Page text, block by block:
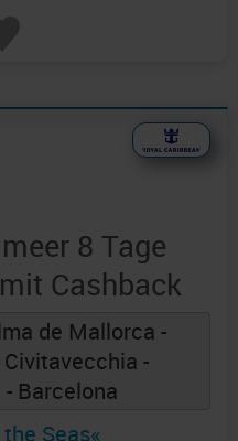
8 Tage
Cashback
de Mallorca -
-
- Barcelona
Seas«